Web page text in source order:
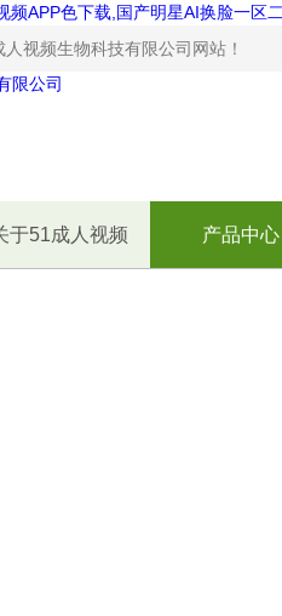
频APP色下载,国产明星AI换脸一区
视频生物科技有限公司网站！
于51成人视频 产品中心